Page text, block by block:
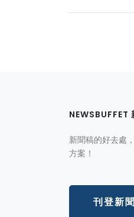
NEWSBUFFET
新聞稿的好去處
方案！
刊登新